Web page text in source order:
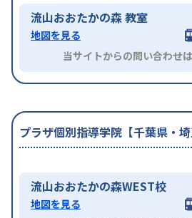
流山おおたかの森 教室
地図を見る
当サイトからの問い合わせ
プラザ個別指導学院【千葉県・埼
流山おおたかの森WEST校
地図を見る